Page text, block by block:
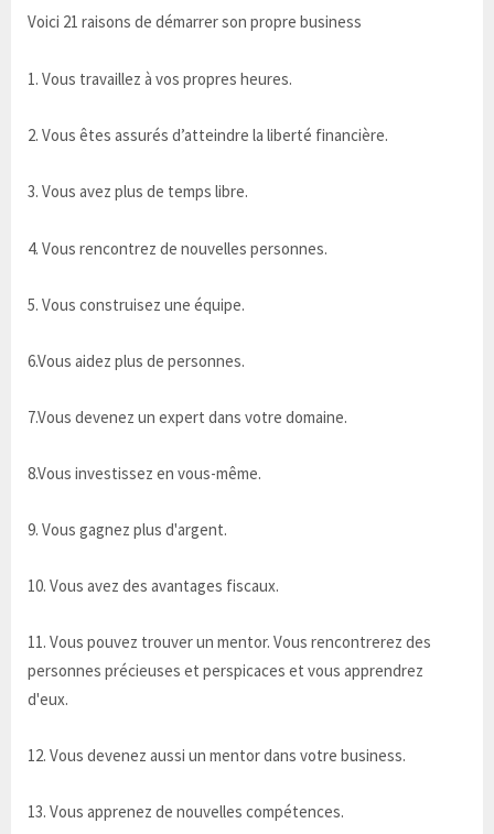
Voici 21 raisons de démarrer son propre business
1. Vous travaillez à vos propres heures.
2. Vous êtes assurés d’atteindre la liberté financière.
3. Vous avez plus de temps libre.
4. Vous rencontrez de nouvelles personnes.
5. Vous construisez une équipe.
6.Vous aidez plus de personnes.
7.Vous devenez un expert dans votre domaine.
8.Vous investissez en vous-même.
9. Vous gagnez plus d'argent.
10. Vous avez des avantages fiscaux.
11. Vous pouvez trouver un mentor. Vous rencontrerez des
personnes précieuses et perspicaces et vous apprendrez
d'eux.
12. Vous devenez aussi un mentor dans votre business.
13. Vous apprenez de nouvelles compétences.